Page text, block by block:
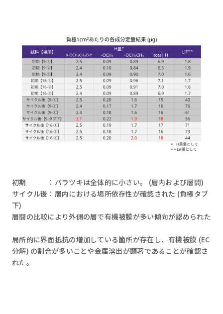
初期 ：バラツキは全体的に小さい。 (層内および層間)
サイクル後：層内における場所依存性が確認された (負極タブ
下)
層間の比較により外側の層で有機被膜が多い傾向が認められた
局所的に界面抵抗の増加している箇所が存在し、有機被膜 (EC
分解) の割合が多いことや金属溶出が顕著であることが確認さ
れた。